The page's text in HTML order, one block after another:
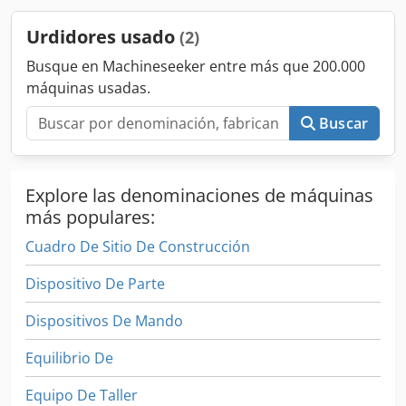
Urdidores usado (2)
Busque en Machineseeker entre más que 200.000
máquinas usadas.
Buscar
Explore las denominaciones de máquinas
más populares:
Cuadro De Sitio De Construcción
Dispositivo De Parte
Dispositivos De Mando
Equilibrio De
Equipo De Taller